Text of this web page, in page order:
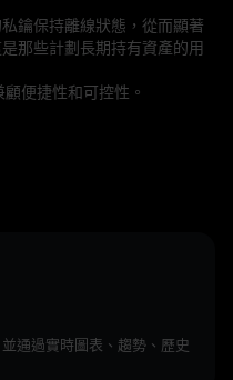
鑰保持離線狀態，從而顯著
那些計劃長期持有資產的用
便捷性和可控性。
通過實時圖表、趨勢、歷史